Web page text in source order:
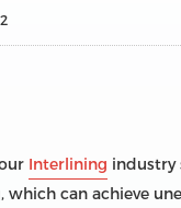
Interlining industry
which can achieve